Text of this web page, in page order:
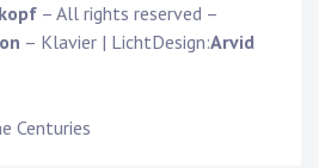
– All rights reserved –
– Klavier | LichtDesign:Arvid
Centuries